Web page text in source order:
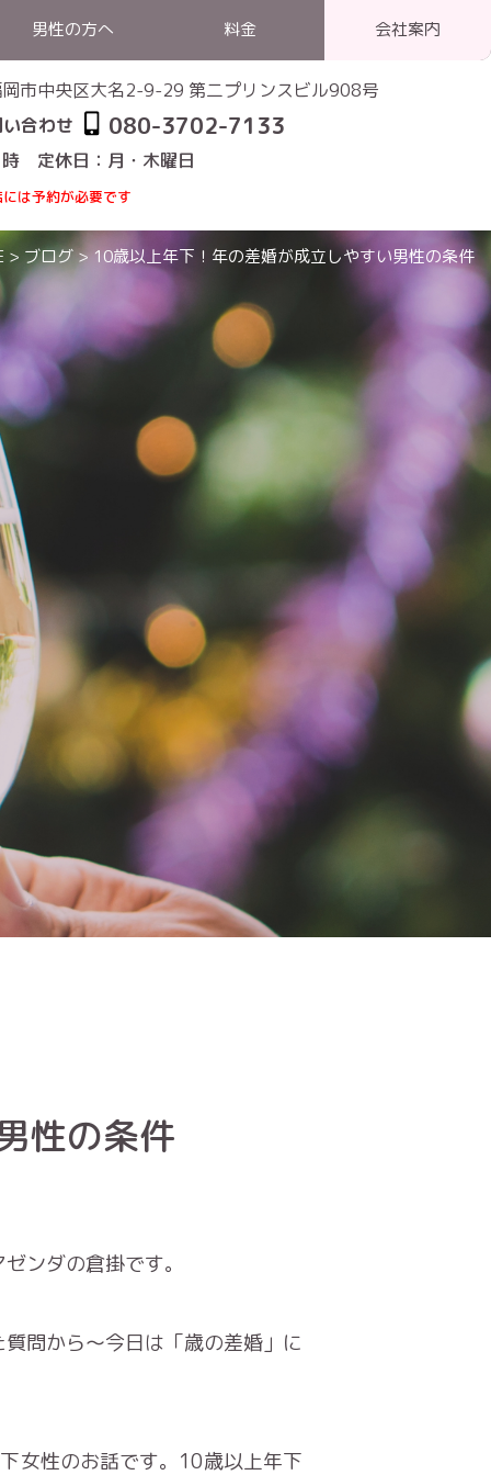
男性の方へ 料金 会社案内
市中央区大名2-9-29 第二プリンスビル908号
合わせ
080-3702-7133
定休日：月・木曜日
は予約が必要です
> ブログ>10歳以上年下！年の差婚が成立しやすい男性の条件
性の条件
ンダの倉掛です。
問から〜今日は「歳の差婚」に
女性のお話です。10歳以上年下